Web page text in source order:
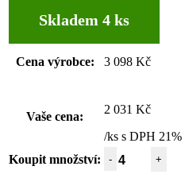
Skladem 4 ks
Cena výrobce: 3 098 Kč
Vaše cena:
2 031 Kč
/ks s DPH 21%
Koupit množství:
- +